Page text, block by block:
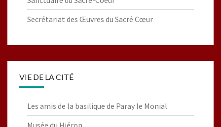
Secrétariat des Œuvres du Sacré Cœur
VIE DE LA CITÉ
Les amis de la basilique de Paray le Monial